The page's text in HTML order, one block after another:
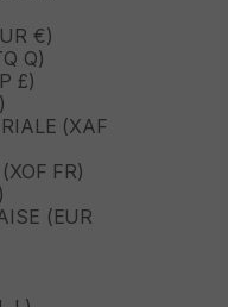
€)
Q)
£)
(XAF
FR)
(EUR